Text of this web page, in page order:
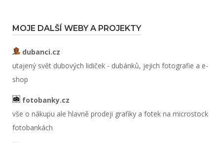
MOJE DALŠÍ WEBY A PROJEKTY
dubanci.cz
utajený svět dubových lidiček - dubánků, jejich fotografie a e-
shop
fotobanky.cz
vše o nákupu ale hlavně prodeji grafiky a fotek na microstock
fotobankách